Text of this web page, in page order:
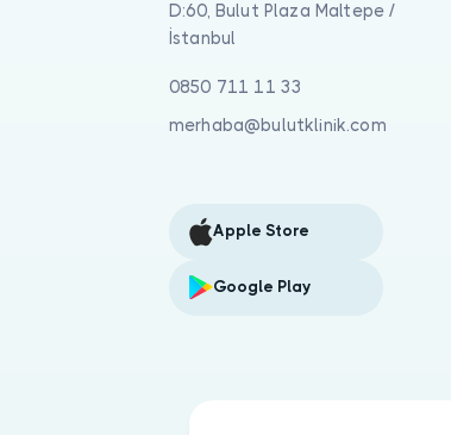
D:60, Bulut Plaza Maltepe /
İstanbul
0850 711 11 33
merhaba@bulutklinik.com
Apple Store
Google Play